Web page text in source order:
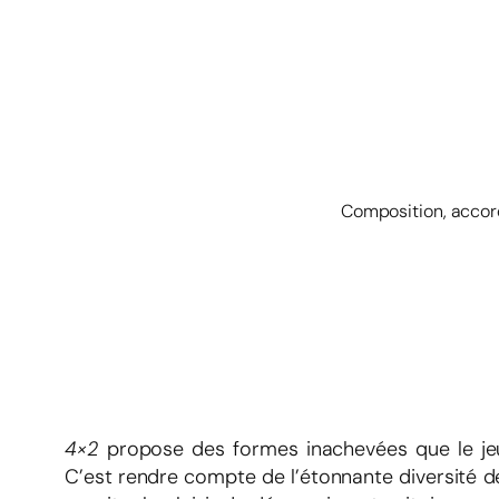
Composition,
4×2 propose des formes inachevées que le
C’est rendre compte de l’étonnante diversité